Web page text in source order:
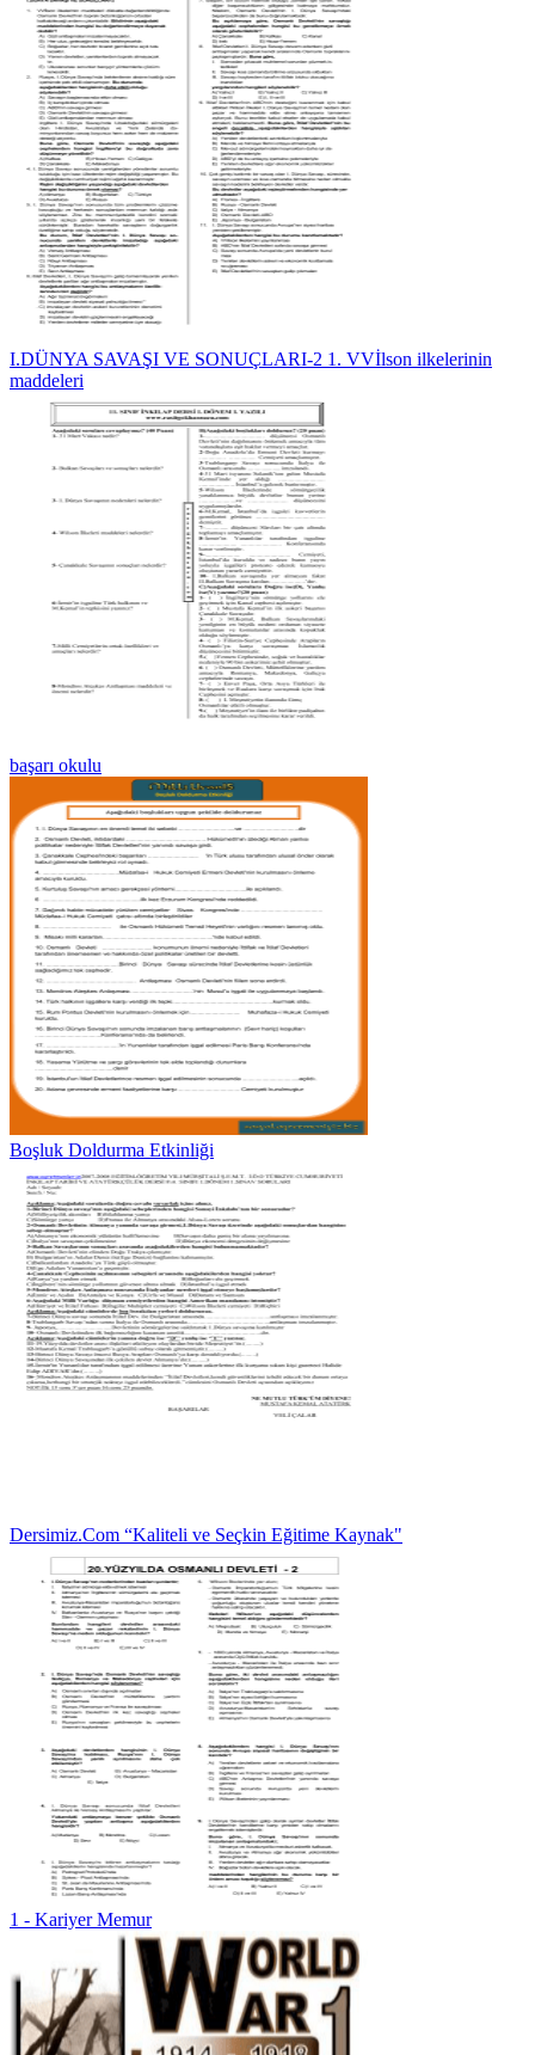
I.DÜNYA SAVAŞI VE SONUÇLARI-2 1. VVİlson ilkelerinin
maddeleri
başarı okulu
Boşluk Doldurma Etkinliği
Dersimiz.Com “Kaliteli ve Seçkin Eğitime Kaynak"
1 - Kariyer Memur